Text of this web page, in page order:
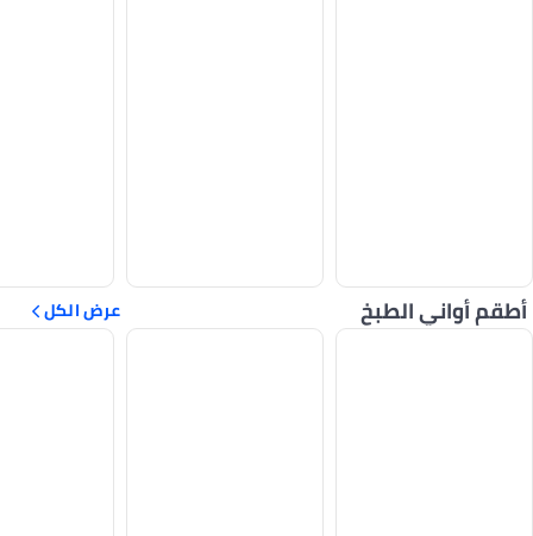
أطقم أواني الطبخ عرض الكل